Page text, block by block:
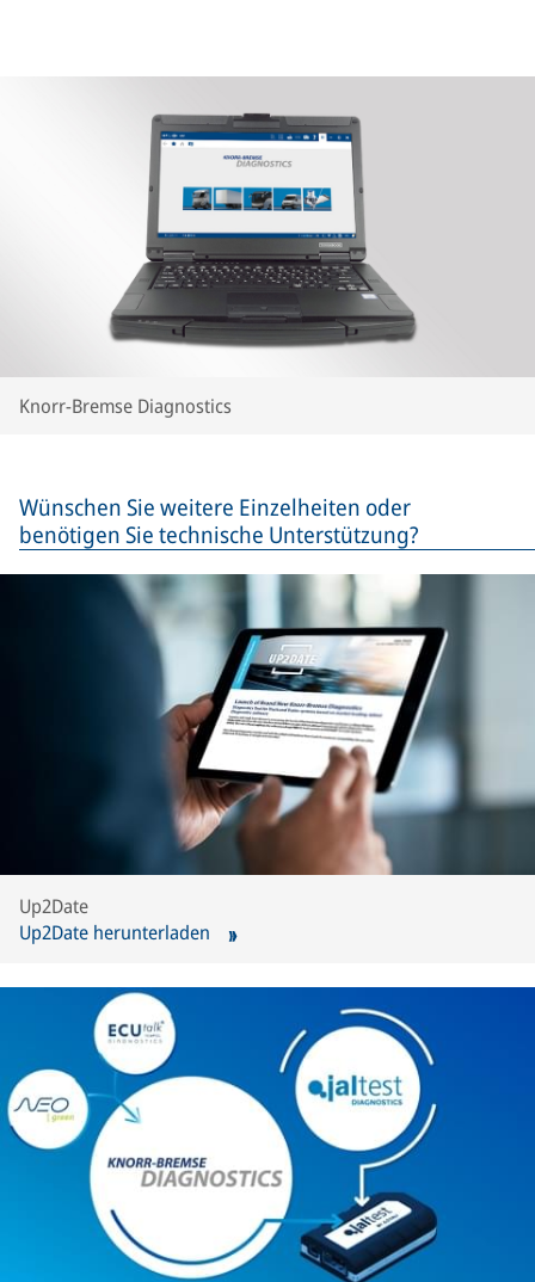
Knorr-Bremse Diagnostics
Wünschen Sie weitere Einzelheiten oder
benötigen Sie technische Unterstützung?
Up2Date
Up2Date herunterladen